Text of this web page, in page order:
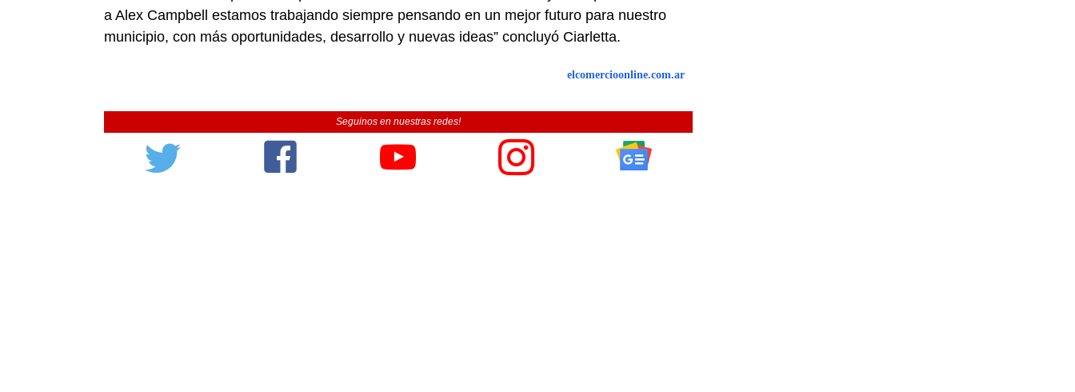
a Alex Campbell estamos trabajando siempre pensando en un mejor futuro para nuestro
municipio, con más oportunidades, desarrollo y nuevas ideas” concluyó Ciarletta.
elcomercioonline.com.ar
Seguinos en nuestras redes!